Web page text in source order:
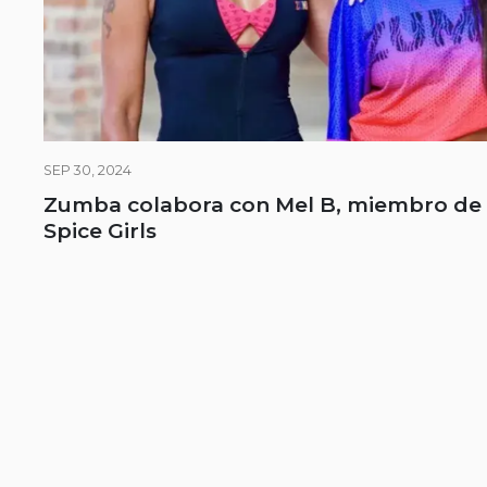
SEP 30, 2024
Zumba colabora con Mel B, miembro de
Spice Girls